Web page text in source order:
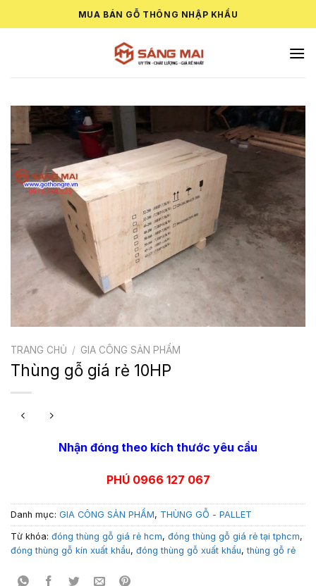
to
MUA BÁN GỖ THÔNG NHẬP KHẨU
TRANG CHỦ / GIA CÔNG SẢN PHẨM
Thùng gỗ giá rẻ 10HP
Nhận đóng theo kích thước yêu cầu
PHÚ 0966 127 067
Danh mục: GIA CÔNG SẢN PHẨM, THÙNG GỖ - PALLET
Từ khóa: đóng thùng gỗ giá rẻ hcm, đóng thùng gỗ giá rẻ tại tphcm,
đóng thùng gỗ kín xuất khẩu, đóng thùng gỗ xuất khẩu,thùng gỗ rẻ